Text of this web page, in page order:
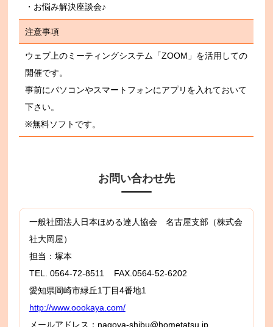
・お悩み解決座談会♪
注意事項
ウェブ上のミーティングシステム「ZOOM」を活用しての
開催です。
事前にパソコンやスマートフォンにアプリを入れておいて
下さい。
※無料ソフトです。
お問い合わせ先
一般社団法人日本ほめる達人協会 名古屋支部（株式会
社大岡屋）
担当：塚本
TEL. 0564-72-8511 FAX.0564-52-6202
愛知県岡崎市緑丘1丁目4番地1
http://www.oookaya.com/
メールアドレス：nagoya-shibu@hometatsu.jp